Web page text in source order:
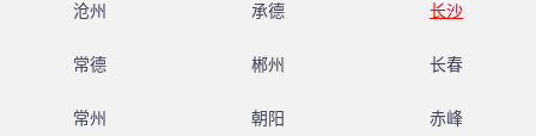
沧州 承德 长沙
常德 郴州 长春
常州 朝阳 赤峰